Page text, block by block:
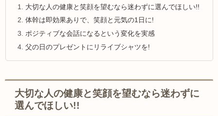
大切な人の健康と笑顔を望むなら迷わずに選んでほしい!!
体幹は即効果ありで、笑顔と元気の1日に!
ポジティブな会話になるという変化を実感
父の日のプレゼントにリライブシャツを!
大切な人の健康と笑顔を望むなら迷わずに
選んでほしい!!